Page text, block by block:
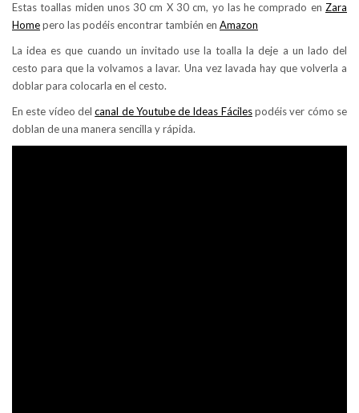
Estas toallas miden unos 30 cm X 30 cm, yo las he comprado en Zara
Homepero las podéis encontrar también en Amazon
La idea es que cuando un invitado use la toalla la deje a un lado del
cesto para que la volvamos a lavar. Una vez lavada hay que volverla a
doblar para colocarla en el cesto.
En este vídeo delcanal de Youtube de Ideas Fácilespodéis ver cómo se
doblan de una manera sencilla y rápida.